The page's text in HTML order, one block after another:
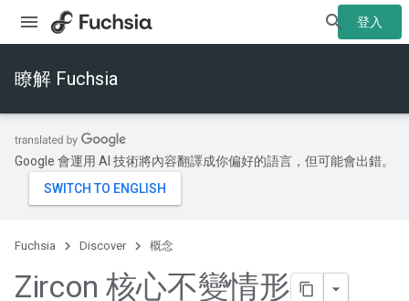
登入
瞭解 Fuchsia
Google 會運用 AI 技術將內容翻譯成你偏好的語言，但可能會出錯。
Fuchsia Discover 概念
Zircon 核心不變情形